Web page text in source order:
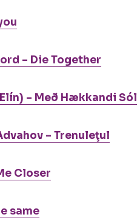
– Die Together
– Með Hækkandi Sól
– Trenuleţul
Closer
same